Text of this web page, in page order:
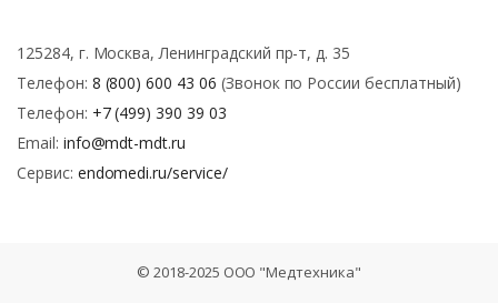
125284, г. Москва, Ленинградский пр-т, д. 35
Телефон: 8 (800) 600 43 06 (Звонок по России бесплатный)
Телефон: +7 (499) 390 39 03
Email: info@mdt-mdt.ru
Сервис: endomedi.ru/service/
© 2018-2025 ООО "Медтехника"